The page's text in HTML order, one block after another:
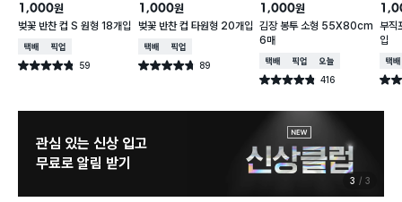
1,000원
벚꽃 반찬 컵 S 원형 18개입
택배배송매장픽업
별점 4.8점 59
건 작성
1,000원
벚꽃 반찬 컵 타원형 20개입
택배배송매장픽업
별점 4.7점 89
건 작성
1,000원
김장 봉투 소형 55X80cm
6매
택배배송매장픽업오늘배송
별점 4.8점 416
건 작성
부직
입
택배
별점
관심 있는 신상 입고
무료로 알림 받기
3 3